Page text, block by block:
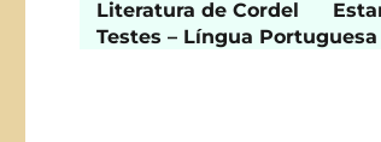
Literatura de Cordel
Testes – Língua Portuguesa